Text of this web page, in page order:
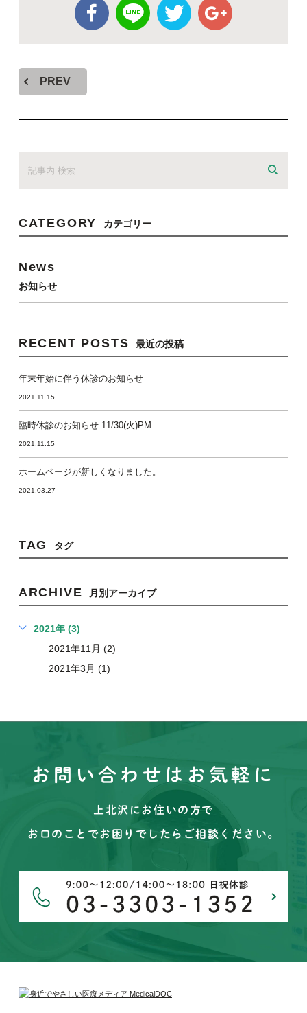
PREV
CATEGORY カテゴリー
News
お知らせ
RECENT POSTS 最近の投稿
年末年始に伴う休診のお知らせ
2021.11.15
臨時休診のお知らせ 11/30(火)PM
2021.11.15
ホームページが新しくなりました。
2021.03.27
TAG タグ
ARCHIVE 月別アーカイブ
2021年 (3)
2021年11月 (2)
2021年3月 (1)
お問い合わせはお気軽に
上北沢にお住いの方で
お口のことでお困りでしたらご相談ください。